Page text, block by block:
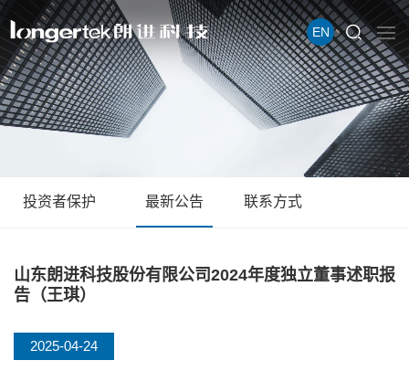
EN
投资者保护 最新公告 联系方式
山东朗进科技股份有限公司2024年度独立董事述职报
告（王琪）
2025-04-24